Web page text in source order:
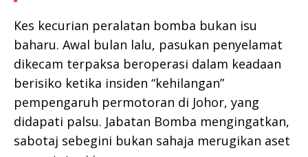
Kes kecurian peralatan bomba bukan isu
baharu. Awal bulan lalu, pasukan penyelamat
dikecam terpaksa beroperasi dalam keadaan
berisiko ketika insiden “kehilangan”
pempengaruh permotoran di Johor, yang
didapati palsu. Jabatan Bomba mengingatkan,
sabotaj sebegini bukan sahaja merugikan aset